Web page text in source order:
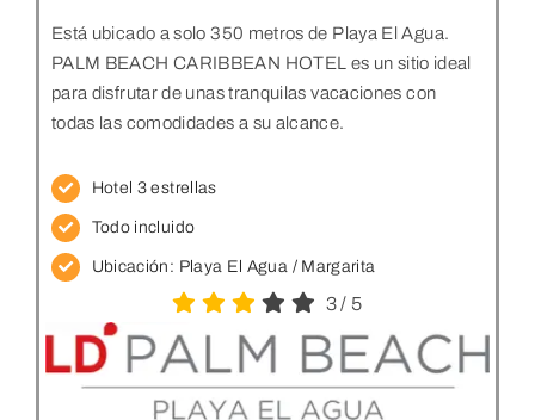
Está ubicado a solo 350 metros de Playa El Agua.
PALM BEACH CARIBBEAN HOTEL es un sitio ideal
para disfrutar de unas tranquilas vacaciones con
todas las comodidades a su alcance.
Hotel 3 estrellas
Todo incluido
Ubicación: Playa El Agua / Margarita
3/ 5